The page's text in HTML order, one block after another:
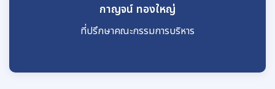
กาญจน์ ทองใหญ่
ที่ปรึกษาคณะกรรมการบริหาร